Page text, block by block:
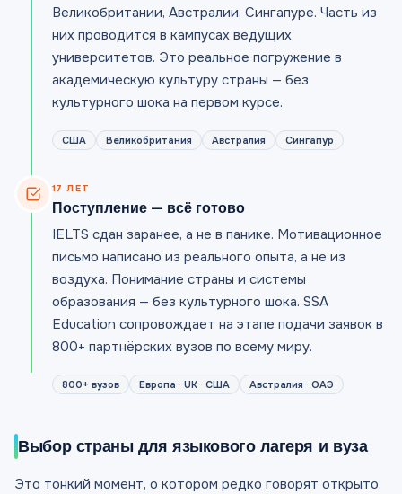
Великобритании, Австралии, Сингапуре. Часть из
них проводится в кампусах ведущих
университетов. Это реальное погружение в
академическую культуру страны — без
культурного шока на первом курсе.
США Великобритания Австралия Сингапур
17 ЛЕТ
Поступление — всё готово
IELTS сдан заранее, а не в панике. Мотивационное
письмо написано из реального опыта, а не из
воздуха. Понимание страны и системы
образования — без культурного шока. SSA
Education сопровождает на этапе подачи заявок в
800+ партнёрских вузов по всему миру.
800+ вузов Европа · UK · США Австралия · ОАЭ
Выбор страны для языкового лагеря и вуза
Это тонкий момент, о котором редко говорят открыто.